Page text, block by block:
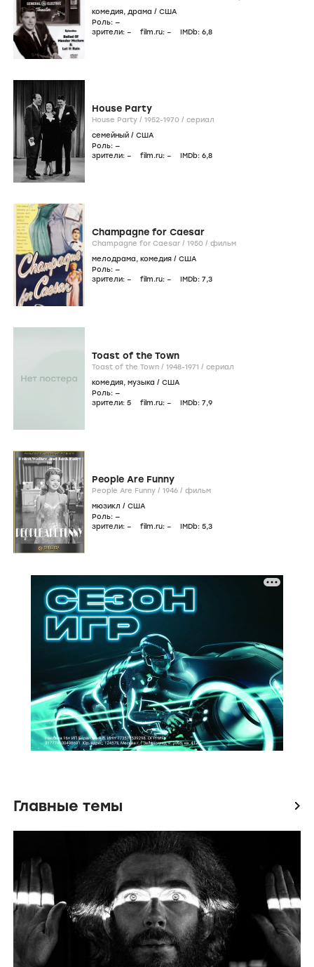
комедия, драма / США
Роль: —
зрители: – film.ru: – IMDb: 6,8
House Party
House Party / 1952-1970 / сериал
семейный / США
Роль: —
зрители: – film.ru: – IMDb: 6,8
Champagne for Caesar
Champagne for Caesar / 1950 / фильм
мелодрама, комедия / США
Роль: —
зрители: – film.ru: – IMDb: 7,3
Toast of the Town
Toast of the Town / 1948-1971 / сериал
комедия, музыка / США
Роль: —
зрители: 5 film.ru: – IMDb: 7,9
People Are Funny
People Are Funny / 1946 / фильм
мюзикл / США
Роль: —
зрители: – film.ru: – IMDb: 5,3
Главные темы icon